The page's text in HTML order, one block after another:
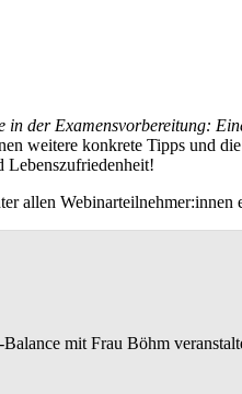
in der Examensvorbereitung:
weitere konkrete Tipps und
Lebenszufriedenheit!
allen
mit Frau Böhm